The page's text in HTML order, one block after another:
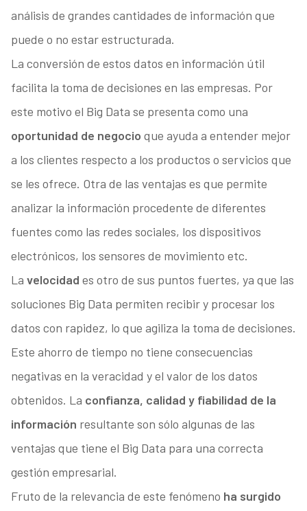
análisis de grandes cantidades de información que
puede o no estar estructurada.
La conversión de estos datos en información útil
facilita la toma de decisiones en las empresas. Por
este motivo el Big Data se presenta como una
oportunidad de negocio que ayuda a entender mejor
a los clientes respecto a los productos o servicios que
se les ofrece. Otra de las ventajas es que permite
analizar la información procedente de diferentes
fuentes como las redes sociales, los dispositivos
electrónicos, los sensores de movimiento etc.
La velocidad es otro de sus puntos fuertes, ya que las
soluciones Big Data permiten recibir y procesar los
datos con rapidez, lo que agiliza la toma de decisiones.
Este ahorro de tiempo no tiene consecuencias
negativas en la veracidad y el valor de los datos
obtenidos. La confianza, calidad y fiabilidad de la
información resultante son sólo algunas de las
ventajas que tiene el Big Data para una correcta
gestión empresarial.
Fruto de la relevancia de este fenómeno ha surgido